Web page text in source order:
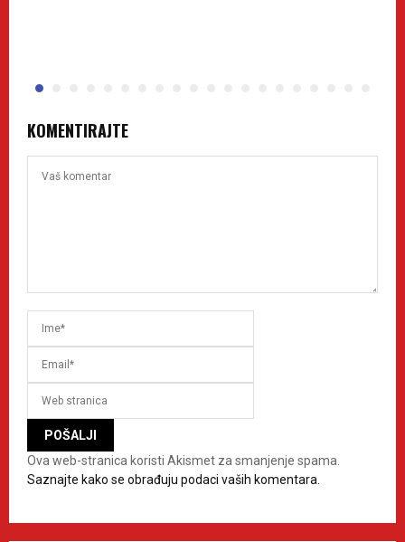
KOMENTIRAJTE
Ova web-stranica koristi Akismet za smanjenje spama.
Saznajte kako se obrađuju podaci vaših komentara.